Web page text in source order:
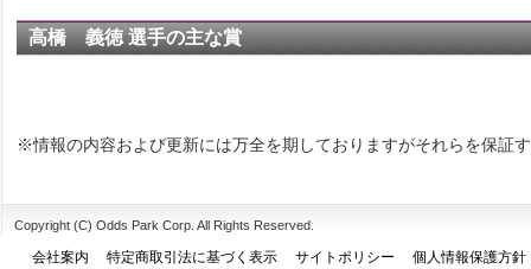
高橋 義徳 選手の主な賞
※情報の内容および更新には万全を期しておりますがそれらを保証
Copyright (C) Odds Park Corp. All Rights Reserved.
会社案内 特定商取引法に基づく表示 サイトポリシー 個人情報保護方針